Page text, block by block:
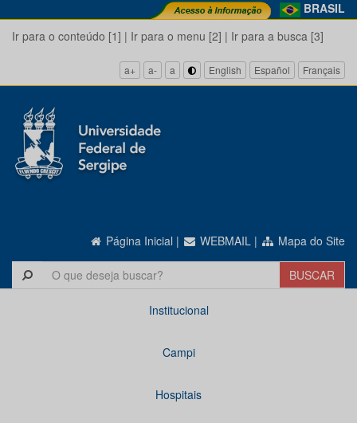
BRASIL
Ir para o conteúdo [1] | Ir para o menu [2] | Ir para a busca [3]
a+ a- a English Español Français
Página Inicial | WEBMAIL | Mapa do Site
Institucional
Campi
Hospitais